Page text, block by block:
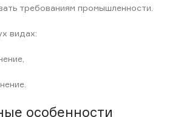
требованиям промышленности.
видах:
особенности